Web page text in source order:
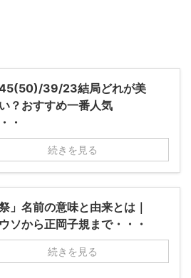
39/23結局どれが美
？おすすめ一番人気
・
続きを見る
祭」名前の意味と由来とは｜
ソから正岡子規まで・・・
続きを見る